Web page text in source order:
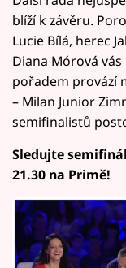
blíží k závěru.
Lucie Bílá, herec
Diana Mórová
pořadem provází
– Milan Junior
semifinalistů
Sledujte
21.30 na Primě!